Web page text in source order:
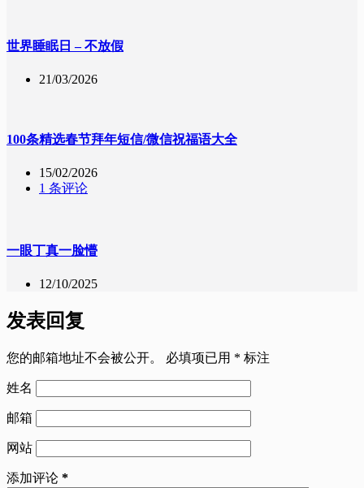
世界睡眠日 – 不放假
21/03/2026
100条精选春节拜年短信/微信祝福语大全
15/02/2026
1 条评论
一眼丁真一脸懵
12/10/2025
发表回复
您的邮箱地址不会被公开。 必填项已用 * 标注
姓名
邮箱
网站
添加评论 *